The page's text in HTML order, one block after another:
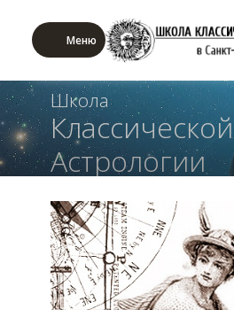
Меню
Школа
Классической
Астрологии